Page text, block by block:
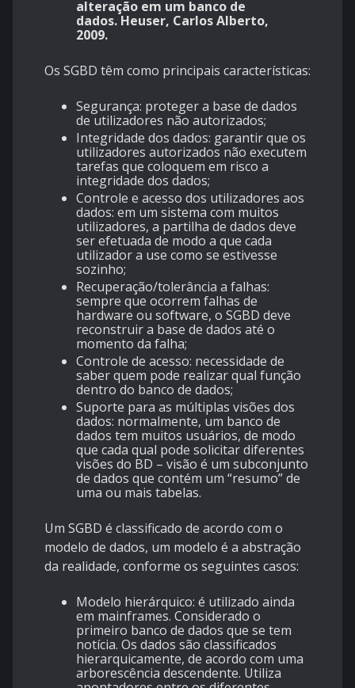
alteração em um banco de
dados. Heuser, Carlos Alberto,
2009.
Os SGBD têm como principais características:
Segurança: proteger a base de dados
de utilizadores não autorizados;
Integridade dos dados: garantir que os
utilizadores autorizados não executem
tarefas que coloquem em risco a
integridade dos dados;
Controle e acesso dos utilizadores aos
dados: em um sistema com muitos
utilizadores, a partilha de dados deve
ser efetuada de modo a que cada
utilizador a use como se estivesse
sozinho;
Recuperação/tolerância a falhas:
sempre que ocorrem falhas de
hardware ou software, o SGBD deve
reconstruir a base de dados até o
momento da falha;
Controle de acesso: necessidade de
saber quem pode realizar qual função
dentro do banco de dados;
Suporte para as múltiplas visões dos
dados: normalmente, um banco de
dados tem muitos usuários, de modo
que cada qual pode solicitar diferentes
visões do BD – visão é um subconjunto
de dados que contém um “resumo” de
uma ou mais tabelas.
Um SGBD é classificado de acordo com o
modelo de dados, um modelo é a abstração
da realidade, conforme os seguintes casos:
Modelo hierárquico: é utilizado ainda
em mainframes. Considerado o
primeiro banco de dados que se tem
notícia. Os dados são classificados
hierarquicamente, de acordo com uma
arborescência descendente. Utiliza